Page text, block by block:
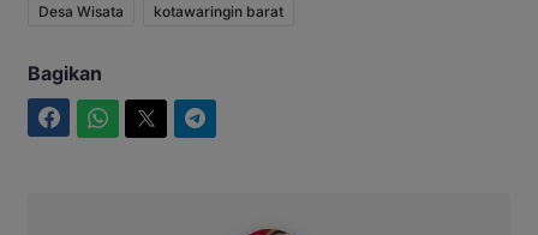
Desa Wisata kotawaringin barat
Bagikan